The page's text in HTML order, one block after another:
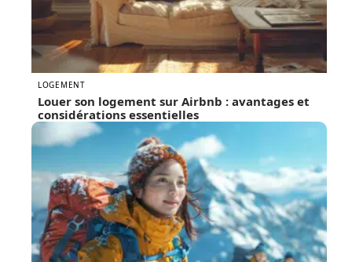
LOGEMENT
Louer son logement sur Airbnb : avantages et
considérations essentielles